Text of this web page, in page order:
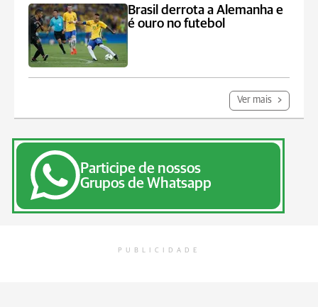
Brasil derrota a Alemanha e
é ouro no futebol
Ver mais
Participe de nossos
Grupos de Whatsapp
PUBLICIDADE